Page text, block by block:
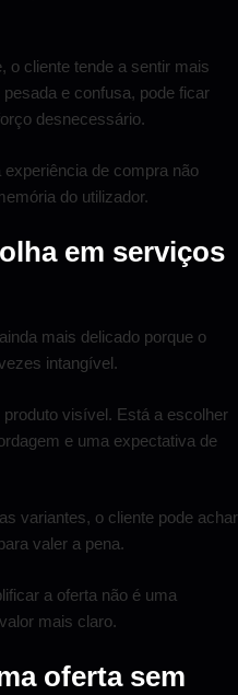
o cliente tende a sentir mais
e confusa, pode ficar
desnecessário.
de compra não
do utilizador.
em serviços
mais delicado porque o
intangível.
visível. Está a escolher
e uma expectativa de
variantes, o cliente pode achar
valer a pena.
a oferta não é uma
mais claro.
oferta sem